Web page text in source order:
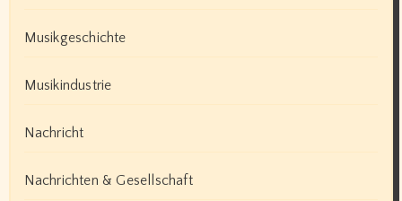
Musikgeschichte
Musikindustrie
Nachricht
Nachrichten & Gesellschaft